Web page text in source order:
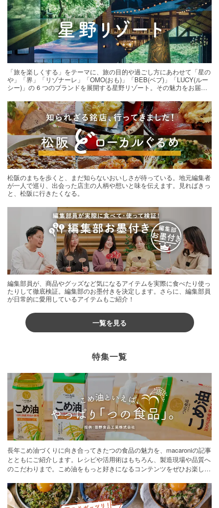
「旅を楽しくする」をテーマに、旅の目的や過ごし方にあわせて「星の
や」「界」「リゾナーレ」「OMO(おも)」「BEB(ベブ)」「LUCY(ルー
シー)」の 6 つのブランドを展開する星野リゾート。その魅力をお届け
松阪のまちを歩くと、まだ知らないおいしさが待っている。地元編集者
が一人で巡り、出会った店主の人柄や想いと味を伝えます。見ればきっ
と、松阪に行きたくなる。
編集部員が、商品やグッズなど気になるアイテムを実際に食べたり使っ
たりして徹底検証。編集部のお墨付きを決定します。さらに、編集部員
が日常的に愛用しているアイテムもご紹介！
一覧を見る
特集一覧
長年こめ油づくりに向き合ってきたつの食品の魅力を、macaroniの記事
とともにご紹介します。レシピや活用術はもちろん、製造現場や品質へ
のこだわりまで。こめ油をもっと好きになるコンテンツをぜひお楽しみ